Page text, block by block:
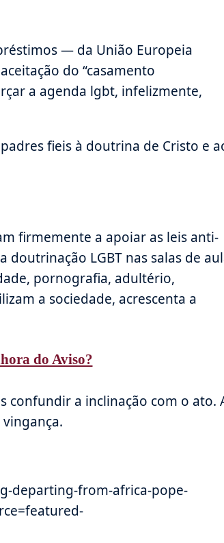
— da União Europeia
do “casamento
a agenda lgbt, infelizmente,
fieis à doutrina de Cristo e
firmemente a apoiar as leis anti-
LGBT nas salas de
pornografia, adultério,
a sociedade, acrescenta a
do Aviso?
confundir a inclinação com o ato.
departing-from-africa-pope-